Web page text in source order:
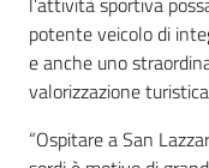
potente veicolo di
e anche uno
valorizzazione
“Ospitare a San